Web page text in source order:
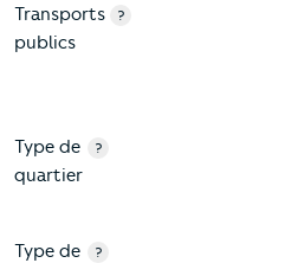
Transports
publics
?
Type de
quartier
?
Type de
?